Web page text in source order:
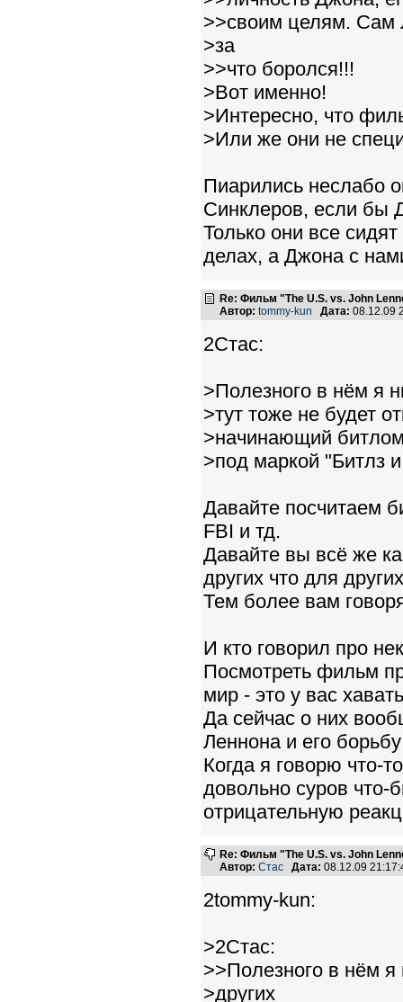
>>своим целям. Сам
>за
>>что боролся!!!
>Вот именно!
>Интересно, что
>Или же они не
Пиарились неслабо
Синклеров, если бы
Только они все
делах, а Джона с
Re: Фильм "The U.S. vs. John
Автор: tommy-kun Дата: 08.12.09
2Стас:
>Полезного в нём я
>тут тоже не будет
>начинающий
>под маркой "Битлз
Давайте посчитаем
FBI и тд.
Давайте вы всё же
других что для
Тем более вам
И кто говорил про
Посмотреть фильм
мир - это у вас
Да сейчас о них
Леннона и его
Когда я говорю что-
довольно суров что-
отрицательную
Re: Фильм "The U.S. vs. John
Автор: Стас Дата: 08.12.09
2tommy-kun:
>2Стас:
>>Полезного в нём я
>других